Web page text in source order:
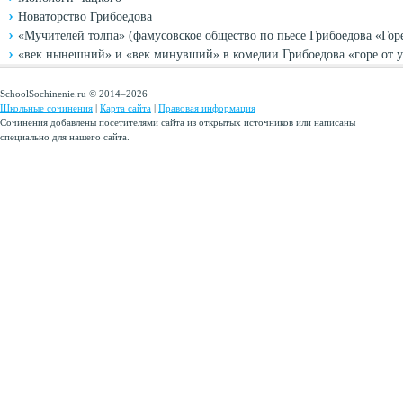
Новаторство Грибоедова
«Мучителей толпа» (фамусовское общество по пьесе Грибоедова
«век нынешний» и «век минувший» в комедии Грибоедова «горе от
SchoolSochinenie.ru © 2014–2026
Школьные сочинения | Карта сайта | Правовая информация
Сочинения добавлены посетителями сайта из открытых источников или написаны
специально для нашего сайта.